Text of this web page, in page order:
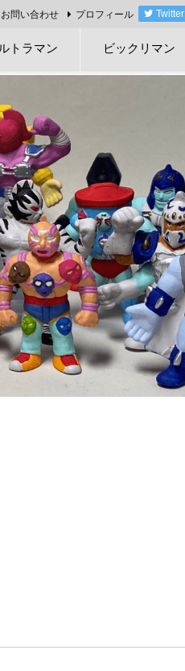
トラマン ビックリマン
お問い合わせ プロフィール Twitter